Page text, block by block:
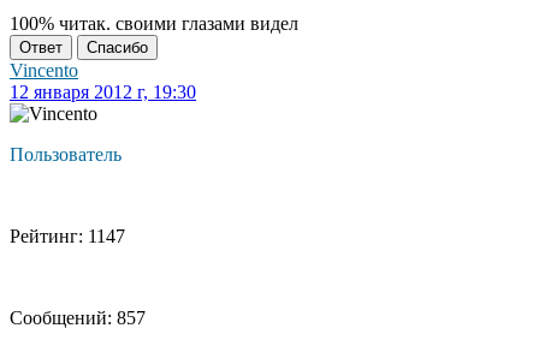
100% читак. своими глазами видел
Ответ Спасибо
Vincento
12 января 2012 г, 19:30
Пользователь
Рейтинг: 1147
Сообщений: 857